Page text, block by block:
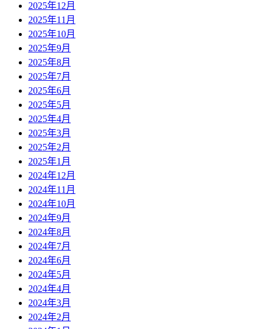
2025年12月
2025年11月
2025年10月
2025年9月
2025年8月
2025年7月
2025年6月
2025年5月
2025年4月
2025年3月
2025年2月
2025年1月
2024年12月
2024年11月
2024年10月
2024年9月
2024年8月
2024年7月
2024年6月
2024年5月
2024年4月
2024年3月
2024年2月